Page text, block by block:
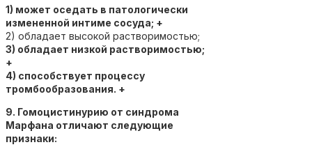
1) может оседать в патологически
измененной интиме сосуда; +
2) обладает высокой растворимостью;
3) обладает низкой растворимостью;
+
4) способствует процессу
тромбообразования. +
9. Гомоцистинурию от синдрома
Марфана отличают следующие
признаки: